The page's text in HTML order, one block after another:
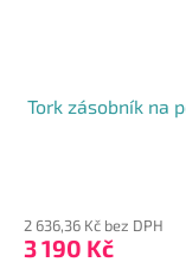
Tork zásobník na
2 636,36 Kč bez DPH
3 190 Kč